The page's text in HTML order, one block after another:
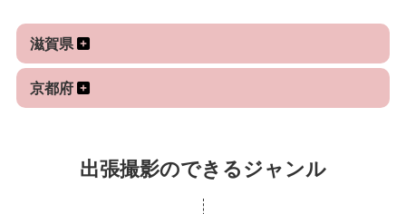
>＞撮影予約
土日を中心にお受けしていますが、平日も可能な日
がある為お気軽にご相談ください。
利用してお渡し予定です。
お写真はテストカットや目つぶりなどを省き、明る
滋賀県
京都府
出張撮影のできるジャンル